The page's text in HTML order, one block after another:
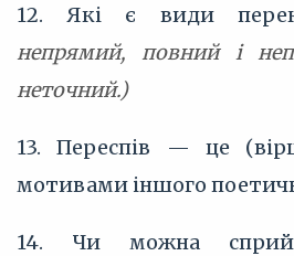
12. Які є види
непрямий, повний і
неточний.)
13. Переспів — це
мотивами іншого
14. Чи можна